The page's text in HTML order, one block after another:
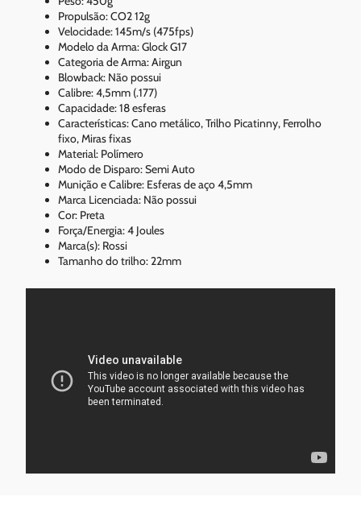
Propulsão: CO2 12g
Velocidade: 145m/s (475fps)
Modelo da Arma: Glock G17
Categoria de Arma: Airgun
Blowback: Não possui
Calibre: 4,5mm (.177)
Capacidade: 18 esferas
Características: Cano metálico, Trilho Picatinny, Ferrolho
fixo, Miras fixas
Material: Polímero
Modo de Disparo: Semi Auto
Munição e Calibre: Esferas de aço 4,5mm
Marca Licenciada: Não possui
Cor: Preta
Força/Energia: 4 Joules
Marca(s): Rossi
Tamanho do trilho: 22mm